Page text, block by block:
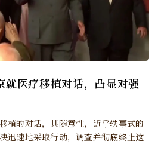
就医疗移植对话，凸显对强
植的对话，其随意性，近乎轶事式的
迅速地采取行动，调查并彻底终止这